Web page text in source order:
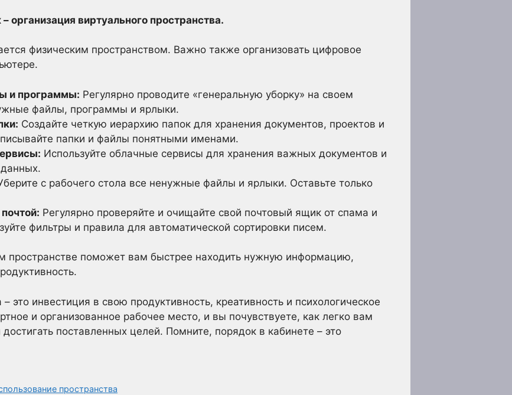
виртуального пространства.
физическим пространством. Важно также организовать цифровое
и программы: Регулярно проводите «генеральную уборку» на своем
файлы, программы и ярлыки.
Создайте четкую иерархию папок для хранения документов, проектов и
папки и файлы понятными именами.
Используйте облачные сервисы для хранения важных документов и
с рабочего стола все ненужные файлы и ярлыки. Оставьте только
Регулярно проверяйте и очищайте свой почтовый ящик от спама и
фильтры и правила для автоматической сортировки писем.
пространстве поможет вам быстрее находить нужную информацию,
это инвестиция в свою продуктивность, креативность и психологическое
и организованное рабочее место, и вы почувствуете, как легко вам
достигать поставленных целей. Помните, порядок в кабинете – это
пространства